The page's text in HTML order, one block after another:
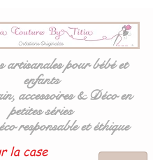
artisanales pour bébé et
enfants
accessoires & Déco en
petites séries
responsable et éthique
la case